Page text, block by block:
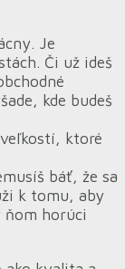
Je
Či už ideš
kde budeš
ktoré
báť, že sa
k tomu, aby
ňom horúci